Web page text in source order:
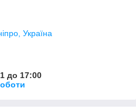
Україна
до 17:00